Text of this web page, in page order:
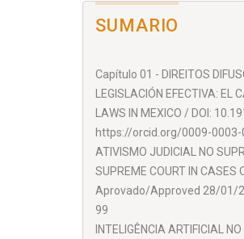
Universidade Católica
ANTÔNIO CÉSAR BOCHENEK
UEPG.
COMITÊ DE DIREÇÃO
NOMEÍ JIMÉNEZ CARDONA
Profesora de Derecho
NANCY VERNENGO
SUMARIO
Capítulo 01 - DIREITOS
LEGISLACIÓN EFECTIVA:
LAWS IN MEXICO / DOI:
https://orcid.org/0009-0003-
ATIVISMO JUDICIAL NO
SUPREME COURT IN
Aprovado/Approved 28/01/
99
INTELIGÊNCIA ARTIFICIAL